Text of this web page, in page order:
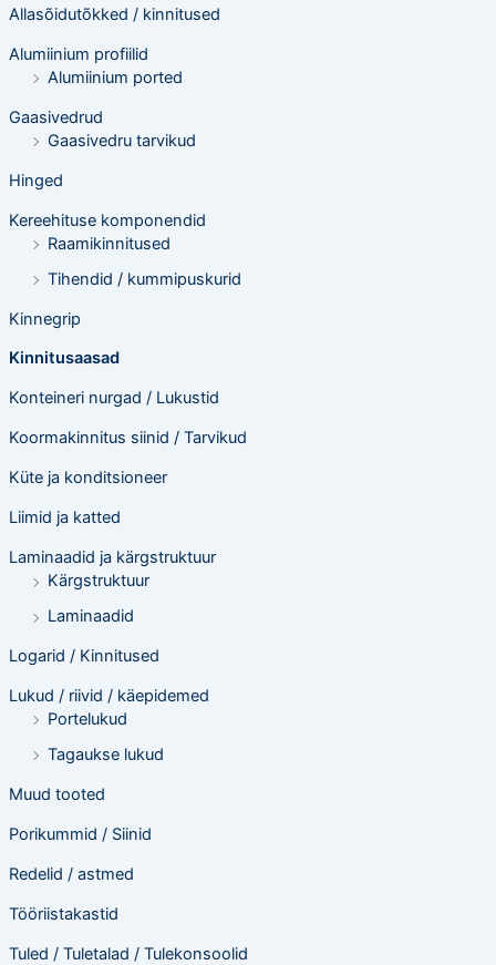
o
t
s
i
n
g
Allasõidutõkked / kinnitused
Alumiinium profiilid
Alumiinium ported
Gaasivedrud
Gaasivedru tarvikud
Hinged
Kereehituse komponendid
Raamikinnitused
Tihendid / kummipuskurid
Kinnegrip
Kinnitusaasad
Konteineri nurgad / Lukustid
Koormakinnitus siinid / Tarvikud
Küte ja konditsioneer
Liimid ja katted
Laminaadid ja kärgstruktuur
Kärgstruktuur
Laminaadid
Logarid / Kinnitused
Lukud / riivid / käepidemed
Portelukud
Tagaukse lukud
Muud tooted
Porikummid / Siinid
Redelid / astmed
Tööriistakastid
Tuled / Tuletalad / Tulekonsoolid